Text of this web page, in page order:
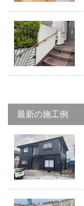
最新の施工例